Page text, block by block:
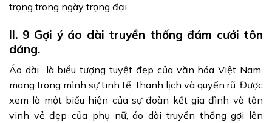
trọng trong ngày trọng đại.
II. 9 Gợi ý áo dài truyền thống đám cưới tôn
dáng.
Áo dài là biểu tượng tuyệt đẹp của văn hóa Việt Nam,
mang trong mình sự tinh tế, thanh lịch và quyến rũ. Được
xem là một biểu hiện của sự đoàn kết gia đình và tôn
vinh vẻ đẹp của phụ nữ, áo dài truyền thống gợi lên